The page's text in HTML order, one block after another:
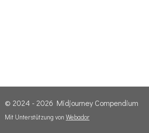
© 2024 - 2026 Midjourney Compendium
Mit Unterstützung von Webador